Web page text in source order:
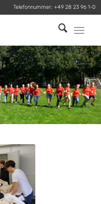
Telefonnummer: +49 28 23 96 1-0